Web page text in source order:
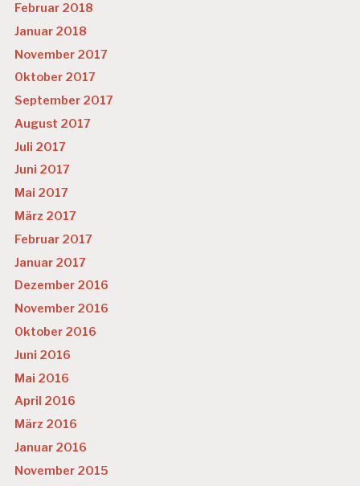
Februar 2018
Januar 2018
November 2017
Oktober 2017
September 2017
August 2017
Juli 2017
Juni 2017
Mai 2017
März 2017
Februar 2017
Januar 2017
Dezember 2016
November 2016
Oktober 2016
Juni 2016
Mai 2016
April 2016
März 2016
Januar 2016
November 2015